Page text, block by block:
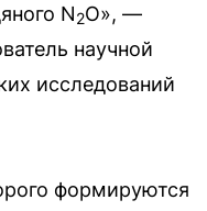
N2O», —
научной
исследований
формируются